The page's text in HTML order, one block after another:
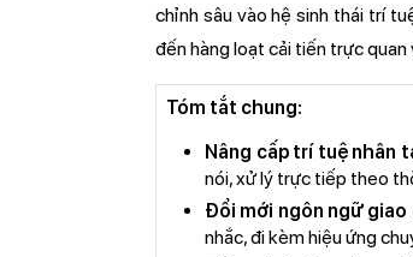
chỉnh sâu vào hệ sinh thái trí
đến hàng loạt cải tiến trực
Tóm tắt chung:
Nâng cấp trí tuệ nhân
nói, xử lý trực tiếp theo
Đổi mới ngôn ngữ giao
nhắc, đi kèm hiệu ứng